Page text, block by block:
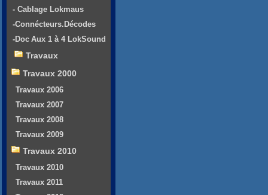
- Cablage Lokmaus
-Connécteurs.Décodes
-Doc Aux 1 à 4 LokSound
Travaux
Travaux 2000
Travaux 2006
Travaux 2007
Travaux 2008
Travaux 2009
Travaux 2010
Travaux 2010
Travaux 2011